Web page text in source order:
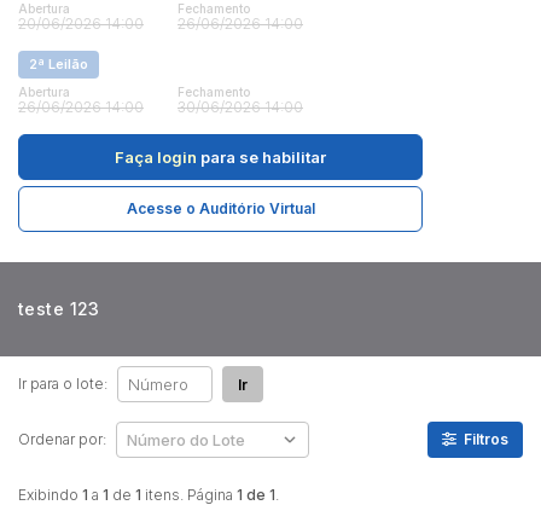
R$ até
Abertura
20/06/2026 14:00
Fechamento
26/06/2026 14:00
2ª Leilão
Abertura
26/06/2026 14:00
Fechamento
30/06/2026 14:00
Faça login para se habilitar
Acesse o Auditório Virtual
teste 123
Exibindo 1 a 1 de 1 itens. Página 1 de 1.
Ir para o lote: Ir
Ordenar por: Filtros